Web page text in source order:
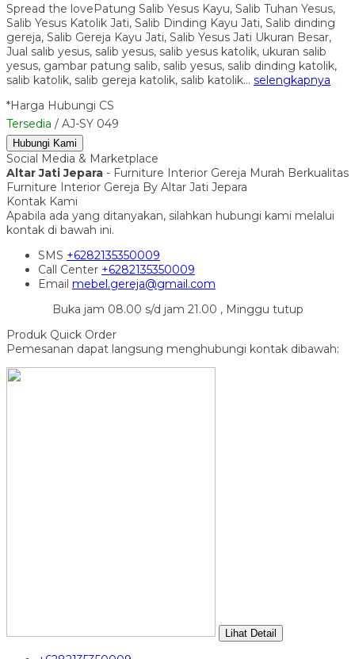
Spread the lovePatung Salib Yesus Kayu, Salib Tuhan Yesus,
Salib Yesus Katolik Jati, Salib Dinding Kayu Jati, Salib dinding
gereja, Salib Gereja Kayu Jati, Salib Yesus Jati Ukuran Besar,
Jual salib yesus, salib yesus, salib yesus katolik, ukuran salib
yesus, gambar patung salib, salib yesus, salib dinding katolik,
salib katolik, salib gereja katolik, salib katolik… selengkapnya
*Harga Hubungi CS
Tersedia / AJ-SY 049
Hubungi Kami
Social Media & Marketplace
Altar Jati Jepara - Furniture Interior Gereja Murah Berkualitas
Furniture Interior Gereja By Altar Jati Jepara
Kontak Kami
Apabila ada yang ditanyakan, silahkan hubungi kami melalui
kontak di bawah ini.
SMS +6282135350009
Call Center +6282135350009
Email mebel.gereja@gmail.com
Buka jam 08.00 s/d jam 21.00 , Minggu tutup
Produk Quick Order
Pemesanan dapat langsung menghubungi kontak dibawah:
Lihat Detail